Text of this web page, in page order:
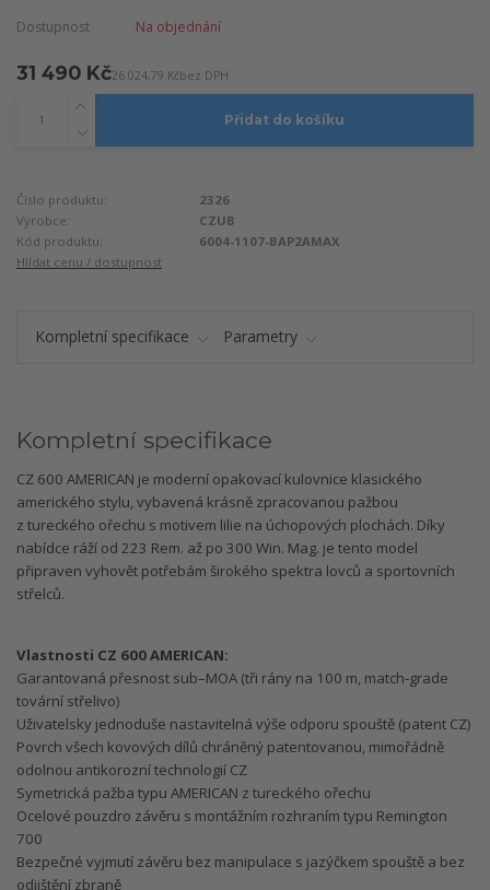
Dostupnost Na objednání
31 490 Kč26 024,79 Kčbez DPH
Přidat do košíku
Číslo produktu:
2326
Výrobce:
CZUB
Kód produktu:
6004-1107-BAP2AMAX
Hlídat cenu / dostupnost
Kompletní specifikace Parametry
Kompletní specifikace
CZ 600 AMERICAN je moderní opakovací kulovnice klasického
amerického stylu, vybavená krásně zpracovanou pažbou
z tureckého ořechu s motivem lilie na úchopových plochách. Díky
nabídce ráží od 223 Rem. až po 300 Win. Mag. je tento model
připraven vyhovět potřebám širokého spektra lovců a sportovních
střelců.
Vlastnosti CZ 600 AMERICAN:
Garantovaná přesnost sub–MOA (tři rány na 100 m, match-grade
tovární střelivo)
Uživatelsky jednoduše nastavitelná výše odporu spouště (patent CZ)
Povrch všech kovových dílů chráněný patentovanou, mimořádně
odolnou antikorozní technologií CZ
Symetrická pažba typu AMERICAN z tureckého ořechu
Ocelové pouzdro závěru s montážním rozhraním typu Remington
700
Bezpečné vyjmutí závěru bez manipulace s jazýčkem spouště a bez
odjištění zbraně